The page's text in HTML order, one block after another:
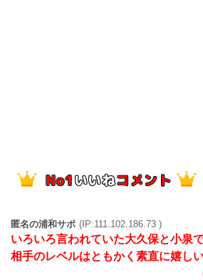
匿名の浦和サポ (IP:111.102.186.73 )
いろいろ言われていた大久保と小泉
相手のレベルはともかく素直に嬉しい